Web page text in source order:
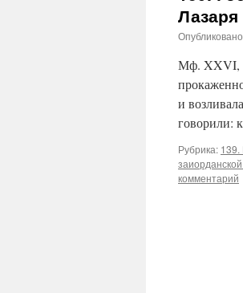
Лазаря
Опубликовано
Мф. XXVI,
и
говорили:
Рубрика: 139.
комментарий